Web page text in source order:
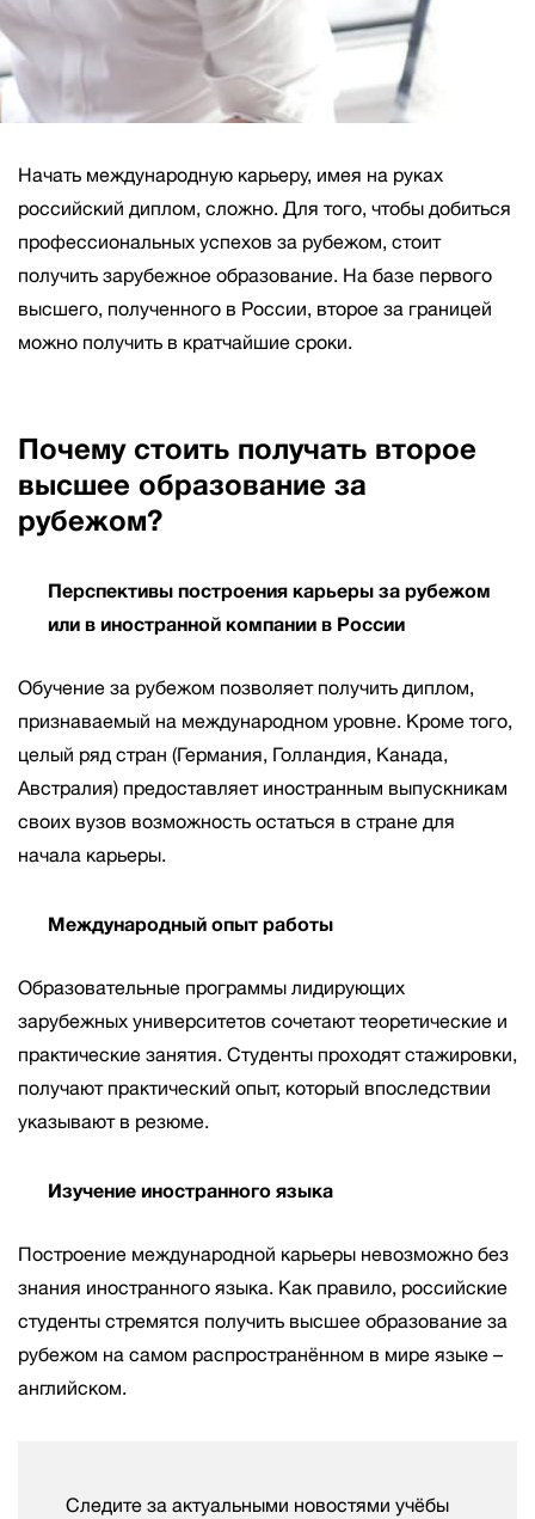
Начать международную карьеру, имея на руках
российский диплом, сложно. Для того, чтобы добиться
профессиональных успехов за рубежом, стоит
получить зарубежное образование. На базе первого
высшего, полученного в России, второе за границей
можно получить в кратчайшие сроки.
Почему стоить получать второе
высшее образование за
рубежом?
Перспективы построения карьеры за рубежом
или в иностранной компании в России
Обучение за рубежом позволяет получить диплом,
признаваемый на международном уровне. Кроме того,
целый ряд стран (Германия, Голландия, Канада,
Австралия) предоставляет иностранным выпускникам
своих вузов возможность остаться в стране для
начала карьеры.
Международный опыт работы
Образовательные программы лидирующих
зарубежных университетов сочетают теоретические и
практические занятия. Студенты проходят стажировки,
получают практический опыт, который впоследствии
указывают в резюме.
Изучение иностранного языка
Построение международной карьеры невозможно без
знания иностранного языка. Как правило, российские
студенты стремятся получить высшее образование за
рубежом на самом распространённом в мире языке –
английском.
Следите за актуальными новостями учёбы